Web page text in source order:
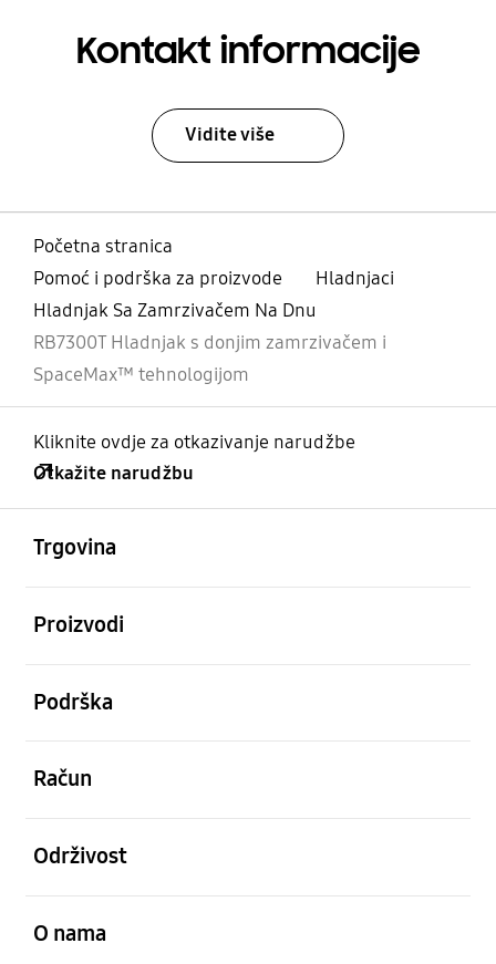
Kontakt informacije
Vidite više
Početna stranica
Pomoć i podrška za proizvode
Hladnjaci
Hladnjak Sa Zamrzivačem Na Dnu
RB7300T Hladnjak s donjim zamrzivačem i
SpaceMax™ tehnologijom
Kliknite ovdje za otkazivanje narudžbe
Otkažite narudžbu
Trgovina
Proizvodi
Podrška
Račun
Održivost
O nama